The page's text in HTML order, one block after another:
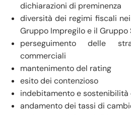
dichiarazioni di preminenza
diversità dei regimi fiscali
Gruppo Impregilo e il Gruppo
perseguimento delle
commerciali
mantenimento del rating
esito dei contenzioso
indebitamento e
andamento dei tassi di